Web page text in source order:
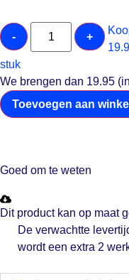
- +
stuk
We brengen dan 19.95
Toevoegen aan
Goed om te weten
Dit product kan op maat
De verwachtte
wordt een extra 2